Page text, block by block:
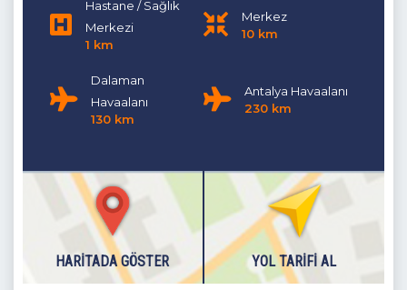
Hastane / Sağlık
Merkezi
1 km
Merkez
10 km
Dalaman
Havaalanı
130 km
Antalya Havaalanı
230 km
HARITADA GÖSTER YOL TARIFI AL